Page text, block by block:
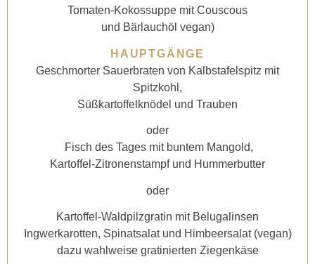
Tomaten-Kokossuppe mit Couscous
und Bärlauchöl vegan)
HAUPTGÄNGE
Geschmorter Sauerbraten von Kalbstafelspitz mit
Spitzkohl,
Süßkartoffelknödel und Trauben
oder
Fisch des Tages mit buntem Mangold,
Kartoffel-Zitronenstampf und Hummerbutter
oder
Kartoffel-Waldpilzgratin mit Belugalinsen
Ingwerkarotten, Spinatsalat und Himbeersalat (vegan)
dazu wahlweise gratinierten Ziegenkäse